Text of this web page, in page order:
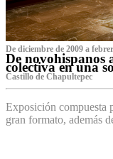
De diciembre de 2009 a
De novohispanos
colectiva en una
Castillo de Chapultepec
Exposición compuesta
gran formato, además